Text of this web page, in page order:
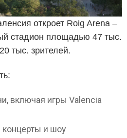
откроет Roig Arena –
стадион площадью 47 тыс.
тыс. зрителей.
включая игры Valencia
и шоу